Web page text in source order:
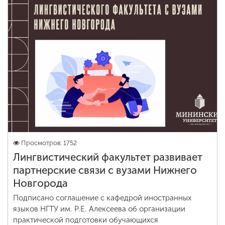
Просмотров: 1752
Лингвистический факультет развивает
партнерские связи с вузами Нижнего
Новгорода
Подписано соглашение с кафедрой иностранных
языков НГТУ им. Р.Е. Алексеева об организации
практической подготовки обучающихся